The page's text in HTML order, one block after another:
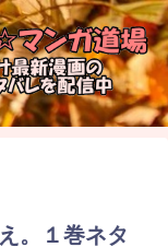
。１巻ネタ